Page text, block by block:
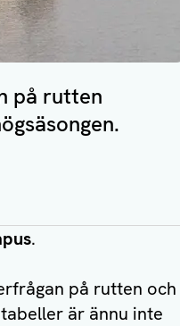
på rutten
.
på rutten och
är ännu inte